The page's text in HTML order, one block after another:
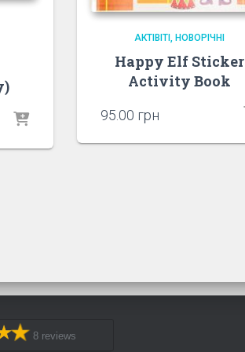
АКТІВІТІ НОВОРІЧНІ
Happy Elf Sticker
Activity Book
95.00 грн
8 reviews